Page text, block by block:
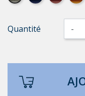
Quantité -